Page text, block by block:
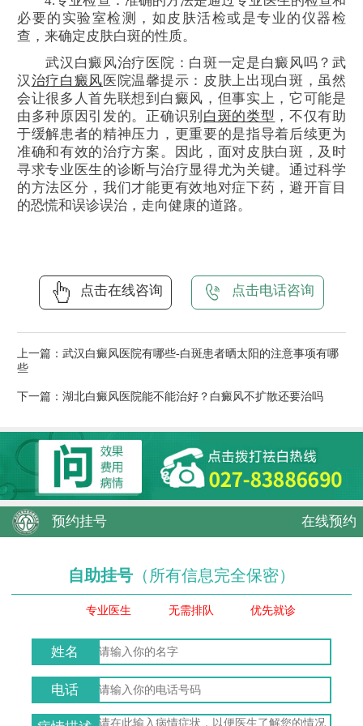
必要的实验室检测，如皮肤活检或是专业的仪器检
查，来确定皮肤白斑的性质。
武汉白癜风治疗医院：白斑一定是白癜风吗？武
汉治疗白癜风 医院温馨提示：皮肤上出现白斑，虽然
会让很多人首先联想到白癜风，但事实上，它可能是
由多种原因引发的。正确识别 白斑的类型 ，不仅有助
于缓解患者的精神压力，更重要的是指导着后续更为
准确和有效的治疗方案。因此，面对皮肤白斑，及时
寻求专业医生的诊断与治疗显得尤为关键。通过科学
的方法区分，我们才能更有效地对症下药，避开盲目
的恐慌和误诊误治，走向健康的道路。
点击在线咨询 点击电话咨询
上一篇： 武汉白癜风医院有哪些-白斑患者晒太阳的注意事项有哪
些
下一篇： 湖北白癜风医院能不能治好？白癜风不扩散还要治吗
预约挂号 在线预约
自助挂号 （所有信息完全保密）
专业医生 无需排队 优先就诊
姓名
电话